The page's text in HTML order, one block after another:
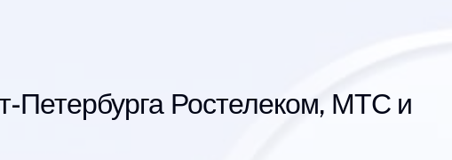
Ростелеком, МТС и